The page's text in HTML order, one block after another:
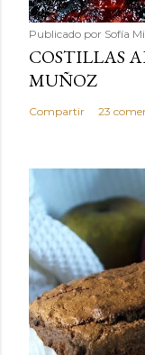
Publicado por Sofía
COSTILLAS
MUÑOZ
Compartir 23